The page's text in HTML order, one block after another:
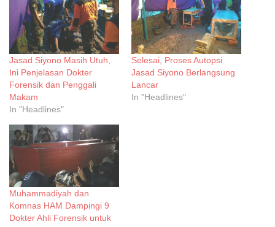
Jasad Siyono Masih Utuh,
Ini Penjelasan Dokter
Forensik dan Penggali
Makam
In "Headlines"
Selesai, Proses Autopsi
Jasad Siyono Berlangsung
Lancar
In "Headlines"
Muhammadiyah dan
Komnas HAM Dampingi 9
Dokter Ahli Forensik untuk